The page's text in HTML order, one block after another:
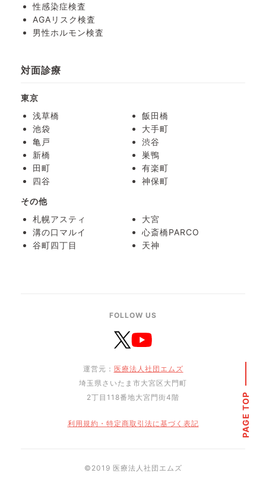
性感染症検査
AGAリスク検査
男性ホルモン検査
対面診療
東京
浅草橋
飯田橋
池袋
大手町
亀戸
渋谷
新橋
巣鴨
田町
有楽町
四谷
神保町
その他
札幌アスティ
大宮
溝の口マルイ
心斎橋PARCO
谷町四丁目
天神
FOLLOW US
運営元： 医療法人社団エムズ
埼玉県さいたま市大宮区大門町
2丁目118番地大宮門街4階
利用規約・特定商取引法に基づく表記
©︎2019 医療法人社団エムズ
PAGE TOP